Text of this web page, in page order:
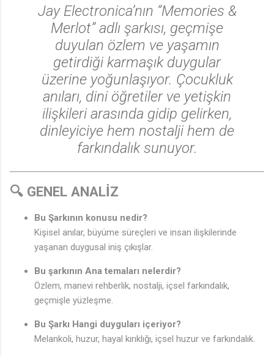
Jay Electronica’nın “Memories &
Merlot”adlı şarkısı, geçmişe
duyulan özlem ve yaşamın
getirdiği karmaşık duygular
üzerine yoğunlaşıyor. Çocukluk
anıları, dini öğretiler ve yetişkin
ilişkileri arasında gidip gelirken,
dinleyiciye hem nostalji hem de
farkındalık sunuyor.
🔍 GENEL ANALİZ
Bu Şarkının konusu nedir?
Kişisel anılar, büyüme süreçleri ve insan ilişkilerinde
yaşanan duygusal iniş çıkışlar.
Bu şarkının Ana temaları nelerdir?
Özlem, manevi rehberlik, nostalji, içsel farkındalık,
geçmişle yüzleşme.
Bu Şarkı Hangi duyguları içeriyor?
Melankoli, huzur, hayal kırıklığı, içsel huzur ve farkındalık.
🎵